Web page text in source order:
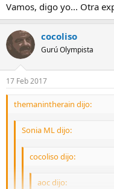
Vamos, digo yo... Otra
cocoliso
Gurú Olympista
17 Feb 2017
themanintherain dijo:
Sonia ML dijo:
cocoliso dijo:
aoc dijo: